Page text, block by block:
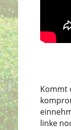
Kommt
linke